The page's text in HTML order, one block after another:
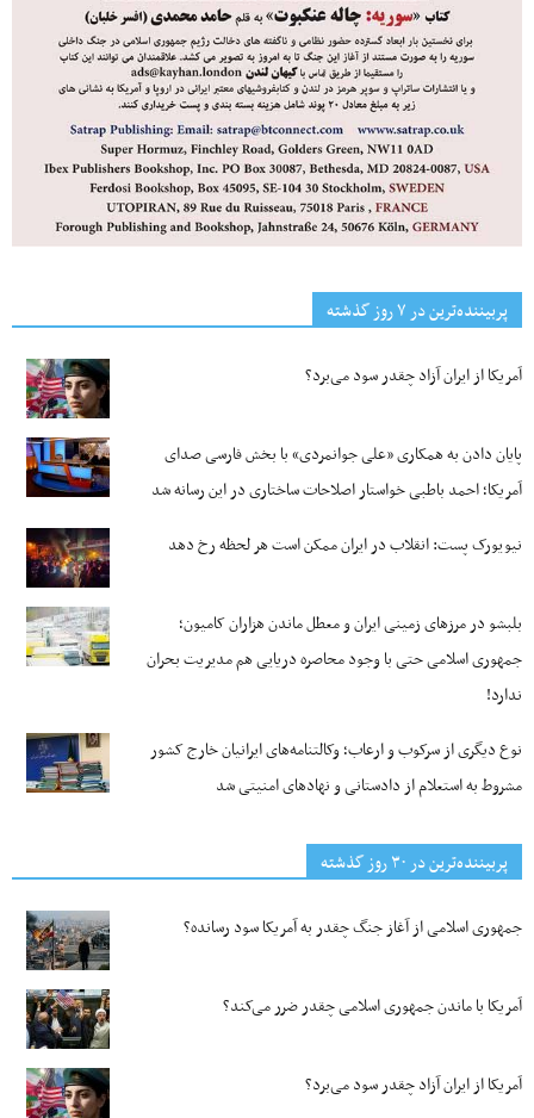
پربیننده‌ترین‌ در ۷ روز گذشته
آمریکا از ایران آزاد چقدر سود می‌برد؟
پایان دادن به همکاری «علی جوانمردی» با بخش فارسی صدای
آمریکا؛ احمد باطبی خواستار اصلاحات ساختاری در این رسانه شد
نیویورک پست: انقلاب در ایران ممکن است هر لحظه رخ دهد
بلبشو در مرزهای زمینی ایران و معطل ماندن هزاران کامیون؛
جمهوری اسلامی حتی با وجود محاصره دریایی هم مدیریت بحران
ندارد!
نوع دیگری از سرکوب و ارعاب؛ وکالتنامه‌های ایرانیان خارج کشور
مشروط به استعلام از دادستانی و نهادهای امنیتی شد
پربیننده‌ترین‌ در ۳۰ روز گذشته
جمهوری اسلامی از آغاز جنگ چقدر به آمریکا سود رسانده؟
آمریکا با ماندن جمهوری اسلامی چقدر ضرر می‌کند؟
آمریکا از ایران آزاد چقدر سود می‌برد؟